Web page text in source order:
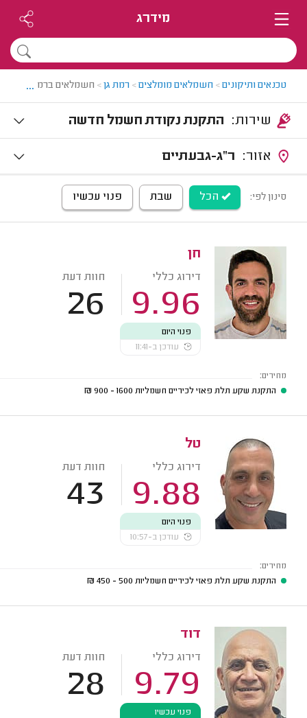
מידרג
טכנאים ותיקונים> חשמלאים מומלצים> רמת גן> חשמלאים ברמת גן
...
התקנת נקודת חשמל חדשה
ר"ג-גבעתיים
סינון לפי: הכל שבת פנוי עכשיו
חן
דירוג כללי
9.96
חוות דעת
26
פנוי היום
עודכן ב-11:41
מחירים:
התקנת שקע תלת פאזי לכיריים חשמליות 1600 - 900
₪
טל
דירוג כללי
9.88
חוות דעת
43
פנוי היום
עודכן ב-10:57
מחירים:
התקנת שקע תלת פאזי לכיריים חשמליות 500 - 450
₪
דוד
דירוג כללי
9.79
חוות דעת
28
פנוי עכשיו